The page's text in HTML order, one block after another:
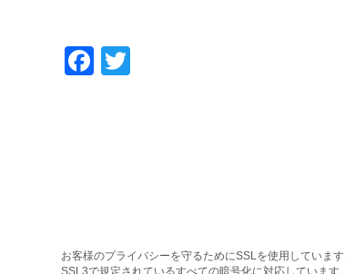
Facebook
お客様のプライバシーを守るためにSSLを使用していま